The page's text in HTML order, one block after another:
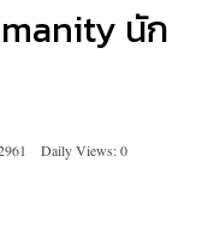
นัก
Daily Views: 0